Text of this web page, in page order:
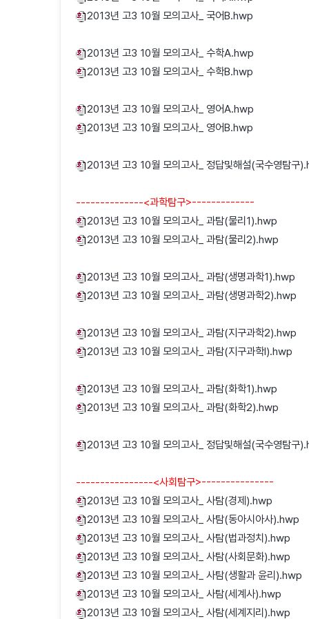
2013년 고3 10월 모의고사_ 국어B.hwp
2013년 고3 10월 모의고사_ 수학A.hwp
2013년 고3 10월 모의고사_ 수학B.hwp
2013년 고3 10월 모의고사_ 영어A.hwp
2013년 고3 10월 모의고사_ 영어B.hwp
2013년 고3 10월 모의고사_ 정답및해설(국수영탐구
--------------<과학탐구>-------------
2013년 고3 10월 모의고사_ 과탐(물리1).hwp
2013년 고3 10월 모의고사_ 과탐(물리2).hwp
2013년 고3 10월 모의고사_ 과탐(생명과학1).hwp
2013년 고3 10월 모의고사_ 과탐(생명과학2).hwp
2013년 고3 10월 모의고사_ 과탐(지구과학2).hwp
2013년 고3 10월 모의고사_ 과탐(지구과학I).hwp
2013년 고3 10월 모의고사_ 과탐(화학1).hwp
2013년 고3 10월 모의고사_ 과탐(화학2).hwp
2013년 고3 10월 모의고사_ 정답및해설(국수영탐구
----------------<사회탐구>---------------
2013년 고3 10월 모의고사_ 사탐(경제).hwp
2013년 고3 10월 모의고사_ 사탐(동아시아사).hwp
2013년 고3 10월 모의고사_ 사탐(법과정치).hwp
2013년 고3 10월 모의고사_ 사탐(사회문화).hwp
2013년 고3 10월 모의고사_ 사탐(생활과 윤리).hwp
2013년 고3 10월 모의고사_ 사탐(세계사).hwp
2013년 고3 10월 모의고사_ 사탐(세계지리).hwp